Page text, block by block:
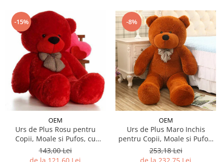
-15%
OEM
Urs de Plus Rosu pentru
Copii, Moale si Pufos, cu
Fundita
143,00 Lei
-8%
OEM
Urs de Plus Maro Inchis
pentru Copii, Moale si Pufos,
cu Fundita
253,18 Lei